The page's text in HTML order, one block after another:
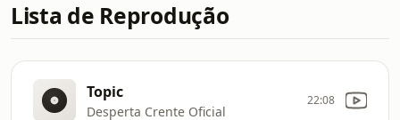
Lista de Reprodução
Topic
Desperta Crente Oficial
22:08